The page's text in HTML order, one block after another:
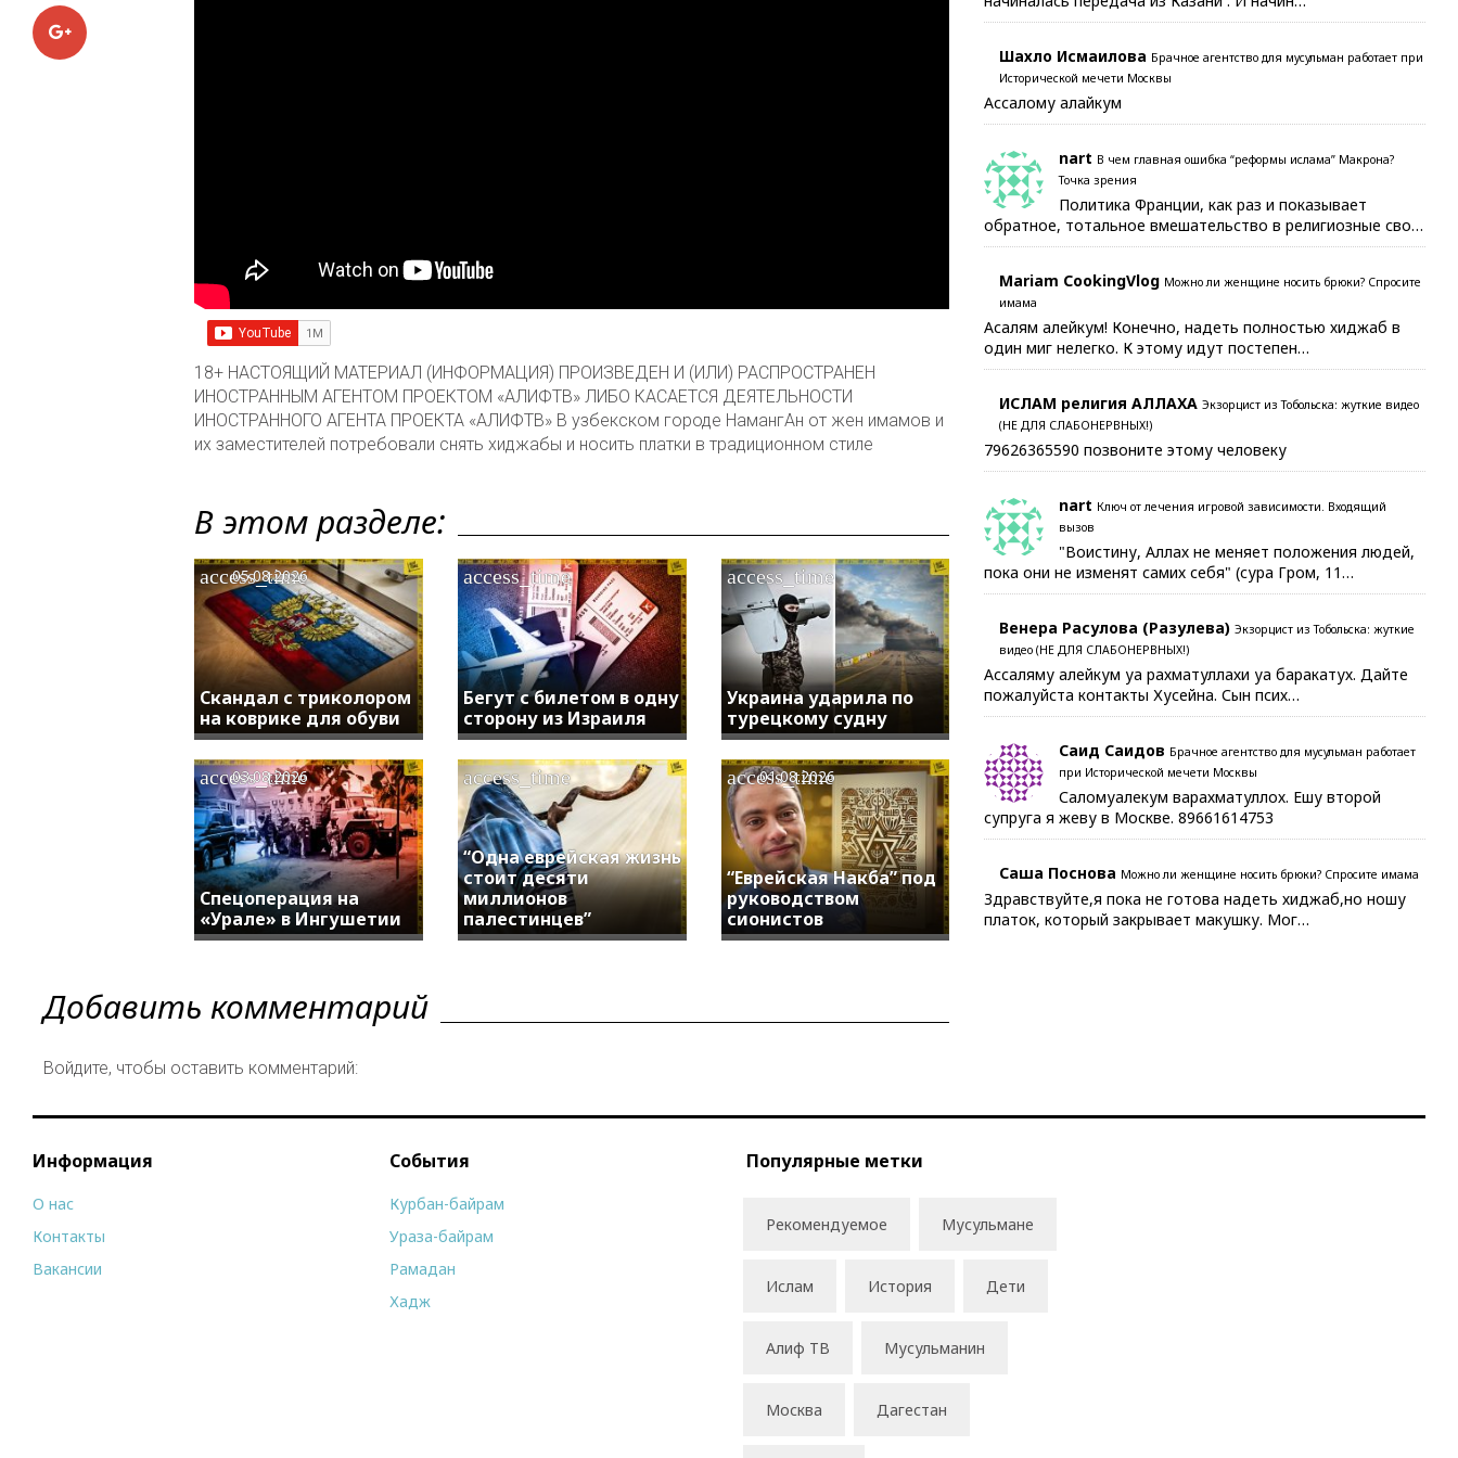
Google+
18+ НАСТОЯЩИЙ МАТЕРИАЛ (ИНФОРМАЦИЯ) ПРОИЗВЕДЕН И (ИЛИ) РАСПРОСТРАНЕН
ИНОСТРАННЫМ АГЕНТОМ ПРОЕКТОМ «АЛИФТВ» ЛИБО КАСАЕТСЯ ДЕЯТЕЛЬНОСТИ
ИНОСТРАННОГО АГЕНТА ПРОЕКТА «АЛИФТВ» В узбекском городе НамангАн от жен имамов и
их заместителей потребовали снять хиджабы и носить платки в традиционном стиле
В этом разделе:
Скандал с триколором
на коврике для обуви
access_time
05.08.2026
Бегут с билетом в одну
сторону из Израиля
access_time
Украина ударила по
турецкому судну
access_time
Спецоперация на
«Урале» в Ингушетии
access_time
03.08.2026
“Одна еврейская жизнь
стоит десяти
миллионов
палестинцев”
access_time
“Еврейская Накба” под
руководством
сионистов
access_time
01.08.2026
Добавить комментарий
Войдите, чтобы оставить комментарий:
Шахло Исмаилова Брачное агентство для мусульман работает при
Исторической мечети Москвы
Ассалому алайкум
nart В чем главная ошибка “реформы ислама” Макрона?
Точка зрения
Политика Франции, как раз и показывает
обратное, тотальное вмешательство в религиозные сво…
Mariam CookingVlog Можно ли женщине носить брюки? Спросите
имама
Асалям алейкум! Конечно, надеть полностью хиджаб в
один миг нелегко. К этому идут постепен…
ИСЛАМ религия АЛЛАХА Экзорцист из Тобольска: жуткие видео
(НЕ ДЛЯ СЛАБОНЕРВНЫХ!)
79626365590 позвоните этому человеку
nart Ключ от лечения игровой зависимости. Входящий
вызов
"Воистину, Аллах не меняет положения людей,
пока они не изменят самих себя" (сура Гром, 11…
Венера Расулова (Разулева) Экзорцист из Тобольска: жуткие
видео (НЕ ДЛЯ СЛАБОНЕРВНЫХ!)
Ассаляму алейкум уа рахматуллахи уа баракатух. Дайте
пожалуйста контакты Хусейна. Сын псих…
Саид Саидов Брачное агентство для мусульман работает
при Исторической мечети Москвы
Саломуалекум варахматуллох. Ешу второй
супруга я жеву в Москве. 89661614753
Саша Поснова Можно ли женщине носить брюки? Спросите имама
Здравствуйте,я пока не готова надеть хиджаб,но ношу
платок, который закрывает макушку. Мог…
Информация
О нас
Контакты
Вакансии
События
Курбан-байрам
Ураза-байрам
Рамадан
Хадж
Популярные метки
Рекомендуемое Мусульмане
Ислам История Дети
Алиф ТВ Мусульманин
Москва Дагестан